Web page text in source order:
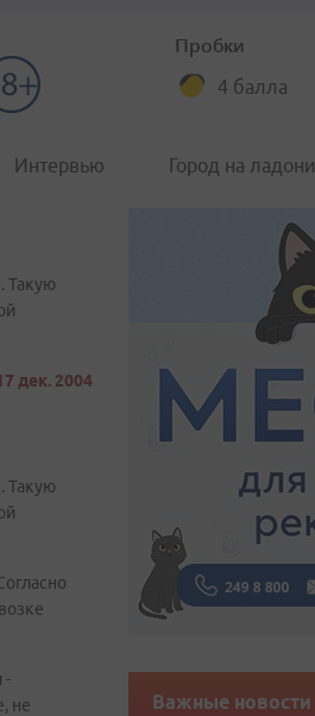
Пробки
4 балла
Интервью Город на ладони
Такую
дек. 2004
Такую
-
не
Важные новости